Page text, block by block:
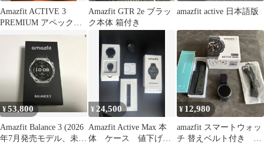
Amazfit ACTIVE 3
PREMIUM アペックス
シルバー
Amazfit GTR 2e ブラッ
ク本体 箱付き
amazfit active 日本語版
¥53,800
Amazfit Balance 3 (2026
年7月発売モデル、未開
¥ 24,500
Amazfit Active Max 本
体 ケース 値下げ相
¥ 12,980
amazfit スマートウォッ
チ 替えベルト付き 送